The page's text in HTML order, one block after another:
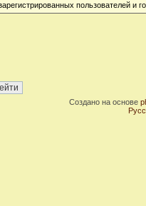
пользователей и
Создано на основе